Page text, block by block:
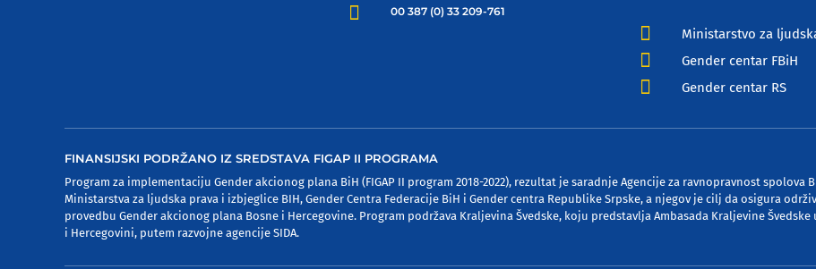
 00 387 (0) 33 209-761
 Ministarstvo za
 Gender centar FBiH
 Gender centar RS
FINANSIJSKI PODRŽANO IZ SREDSTAVA FIGAP II PROGRAMA
Program za implementaciju Gender akcionog plana BiH (FIGAP II program 2018-2022), rezultat je saradnje Agencije za ravnopravnost spolova
Ministarstva za ljudska prava i izbjeglice BIH, Gender Centra Federacije BiH i Gender centra Republike Srpske, a njegov je cilj da osigura
provedbu Gender akcionog plana Bosne i Hercegovine. Program podržava Kraljevina Švedske, koju predstavlja Ambasada Kraljevine Švedske
i Hercegovini, putem razvojne agencije SIDA.